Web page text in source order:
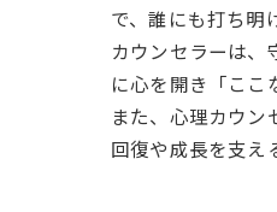
で、誰にも打ち明
カウンセラーは、
に心を開き「ここ
また、心理カウン
回復や成長を支え